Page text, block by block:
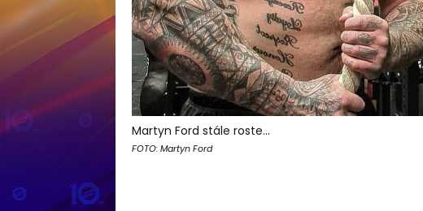
Martyn Ford stále roste...
FOTO: Martyn Ford